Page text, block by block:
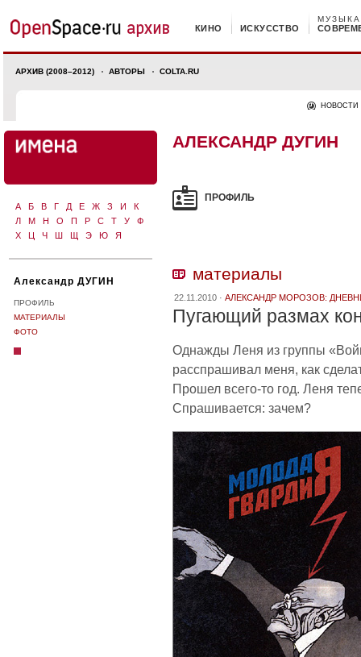
КИНО ИСКУССТВО
МУЗЫКА
АРХИВ (2008–2012) АВТОРЫ COLTA.RU
НОВОСТИ
А Б В Г Д Е Ж З И
К
Л
М Н О П Р С Т У
Ф
Х
Ц Ч Ш Щ Э Ю Я
Александр ДУГИН
ПРОФИЛЬ
МАТЕРИАЛЫ
ФОТО
АЛЕКСАНДР ДУГИН
ПРОФИЛЬ
материалы
22.11.2010 · АЛЕКСАНДР МОРОЗОВ:
Пугающий размах
Однажды Леня из группы
расспрашивал меня, как
Прошел всего-то год. Леня
Спрашивается: зачем?